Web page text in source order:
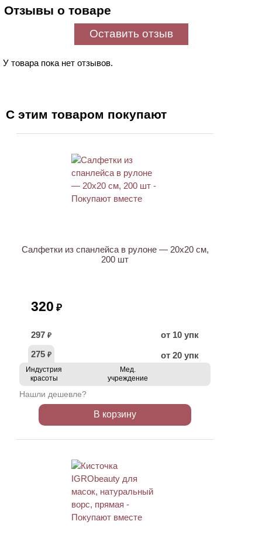
Отзывы о товаре
Оставить отзыв
У товара пока нет отзывов.
С этим товаром покупают
Салфетки из спанлейса в рулоне — 20х20 см,
200 шт
320 ₽
297 ₽
от 10 упк
275 ₽ от 20 упк
Индустрия
красоты
Мед.
учреждение
Нашли дешевле?
В корзину